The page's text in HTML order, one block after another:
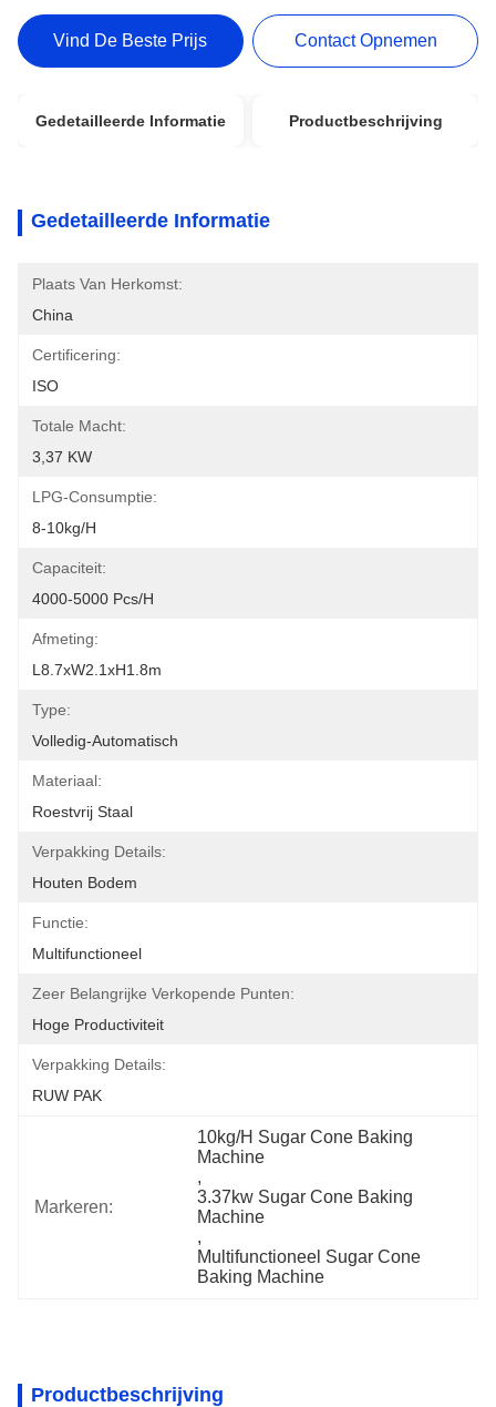
Vind De Beste Prijs Contact Opnemen
Gedetailleerde Informatie Productbeschrijving
Gedetailleerde Informatie
Plaats Van Herkomst:
China
Certificering:
ISO
Totale Macht:
3,37 KW
LPG-Consumptie:
8-10kg/h
Capaciteit:
4000-5000 Pcs/h
Afmeting:
L8.7xW2.1xH1.8m
Type:
Volledig-Automatisch
Materiaal:
Roestvrij Staal
Verpakking Details:
Houten Bodem
Functie:
Multifunctioneel
Zeer Belangrijke Verkopende Punten:
Hoge Productiviteit
Verpakking Details:
RUW PAK
Markeren:
10kg/H Sugar Cone Baking
Machine
,
3.37kw Sugar Cone Baking
Machine
,
Multifunctioneel Sugar Cone
Baking Machine
Productbeschrijving